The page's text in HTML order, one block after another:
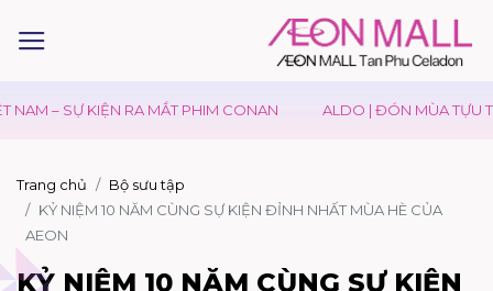
– SỰ KIỆN RA MẮT PHIM CONAN ALDO | ĐÓN MÙA TỰU
Trang chủ
Bộ sưu tập
KỶ NIỆM 10 NĂM CÙNG SỰ KIỆN ĐỈNH NHẤT MÙA HÈ CỦA
AEON
KỶ NIỆM 10 NĂM CÙNG SỰ KIỆN